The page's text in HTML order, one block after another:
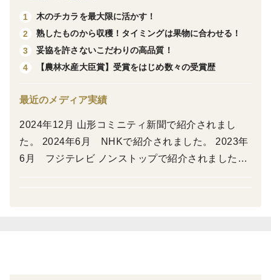
アンスリーファームは平成29年・令和2年・3年に、山
形県さくらんぼ品評会にて山形県第1位の農林水産大臣
賞をはじめ、さがえ西村山さくらんぼ品評会では6年連
続最優秀賞受賞、2024年には山形セレクションに
栽培期間中化学肥料や除草剤を使用せず有機肥料のみを
使用し栽培しています。
1
木のチカラを最大限に活かす！
2
熟したものから収穫！タイミングは果物に合わせる！
3
妥協を許さないこだわりの高品質！
4
【農林水産大臣賞】受賞をはじめ数々の受賞歴
最近のメディア実績
2024年12月 山形コミニティ新聞で紹介されまし
た。 2024年6月 NHKで紹介されました。 2023年
6月 フジテレビ ノンストップで紹介されました。